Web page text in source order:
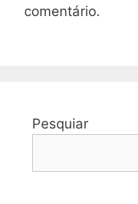
comentário.
Pesquiar